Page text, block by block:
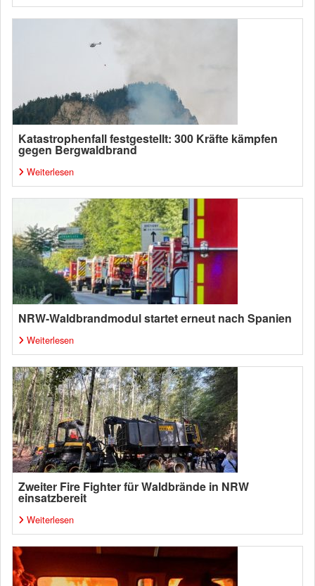
Katastrophenfall festgestellt: 300 Kräfte kämpfen
gegen Bergwaldbrand
Weiterlesen
NRW-Waldbrandmodul startet erneut nach Spanien
Weiterlesen
Zweiter Fire Fighter für Waldbrände in NRW
einsatzbereit
Weiterlesen